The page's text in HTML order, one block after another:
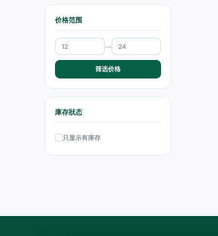
电煮锅及煮食锅 1
乾衣及乾燥机 0
空气淨化
理髮及修剪器 4
价格范围
—
筛选价格
庫存狀态
只显示有庫存